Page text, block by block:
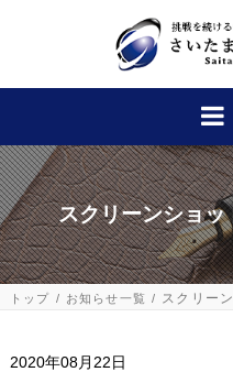
スクリーンショッ
トップ お知らせ一覧 スクリー
2020年08月22日